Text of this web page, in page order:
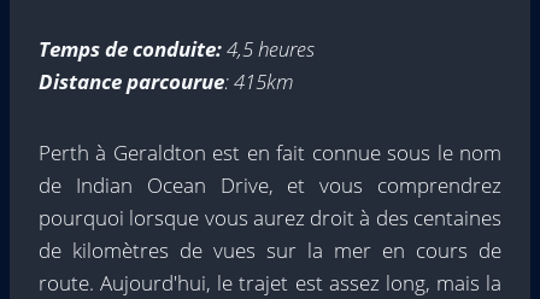
Temps de conduite:4,5 heures
Distance parcourue: 415km
Perth à Geraldton est en fait connue sous le nom
de Indian Ocean Drive, et vous comprendrez
pourquoi lorsque vous aurez droit à des centaines
de kilomètres de vues sur la mer en cours de
route. Aujourd'hui, le trajet est assez long, mais la